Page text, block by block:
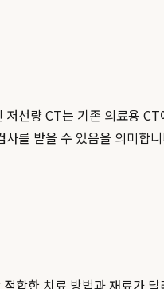
저선량 CT는 기존 의료용
를 받을 수 있음을 의미합